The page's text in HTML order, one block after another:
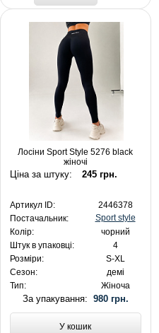
Лосіни Sport Style 5276 black
жіночі
Ціна за штуку: 245 грн.
Артикул ID:
2446378
Постачальник:
Sport style
Колір:
чорний
Штук в упаковці:
4
Розміри:
S-XL
Сезон:
демі
Тип:
Жіноча
За упакування: 980 грн.
У кошик